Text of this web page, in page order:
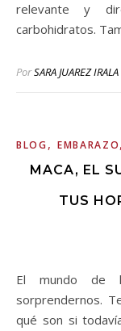
relevante y
carbohidratos.
PorSARA JUAREZ IRALA
BLOG, EMBARAZO
MACA, EL
TUS
El mundo de los adaptógenos nunca dejará de
sorprendernos.
qué son si